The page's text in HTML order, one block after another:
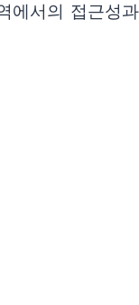
에서의 접근성